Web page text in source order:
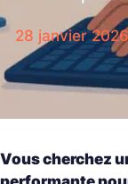
28 janvier 2026
Vous cherchez